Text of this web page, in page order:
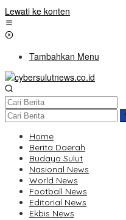
Lewati ke konten
Tambahkan Menu
Home
Berita Daerah
Budaya Sulut
Nasional News
World News
Football News
Editorial News
Ekbis News